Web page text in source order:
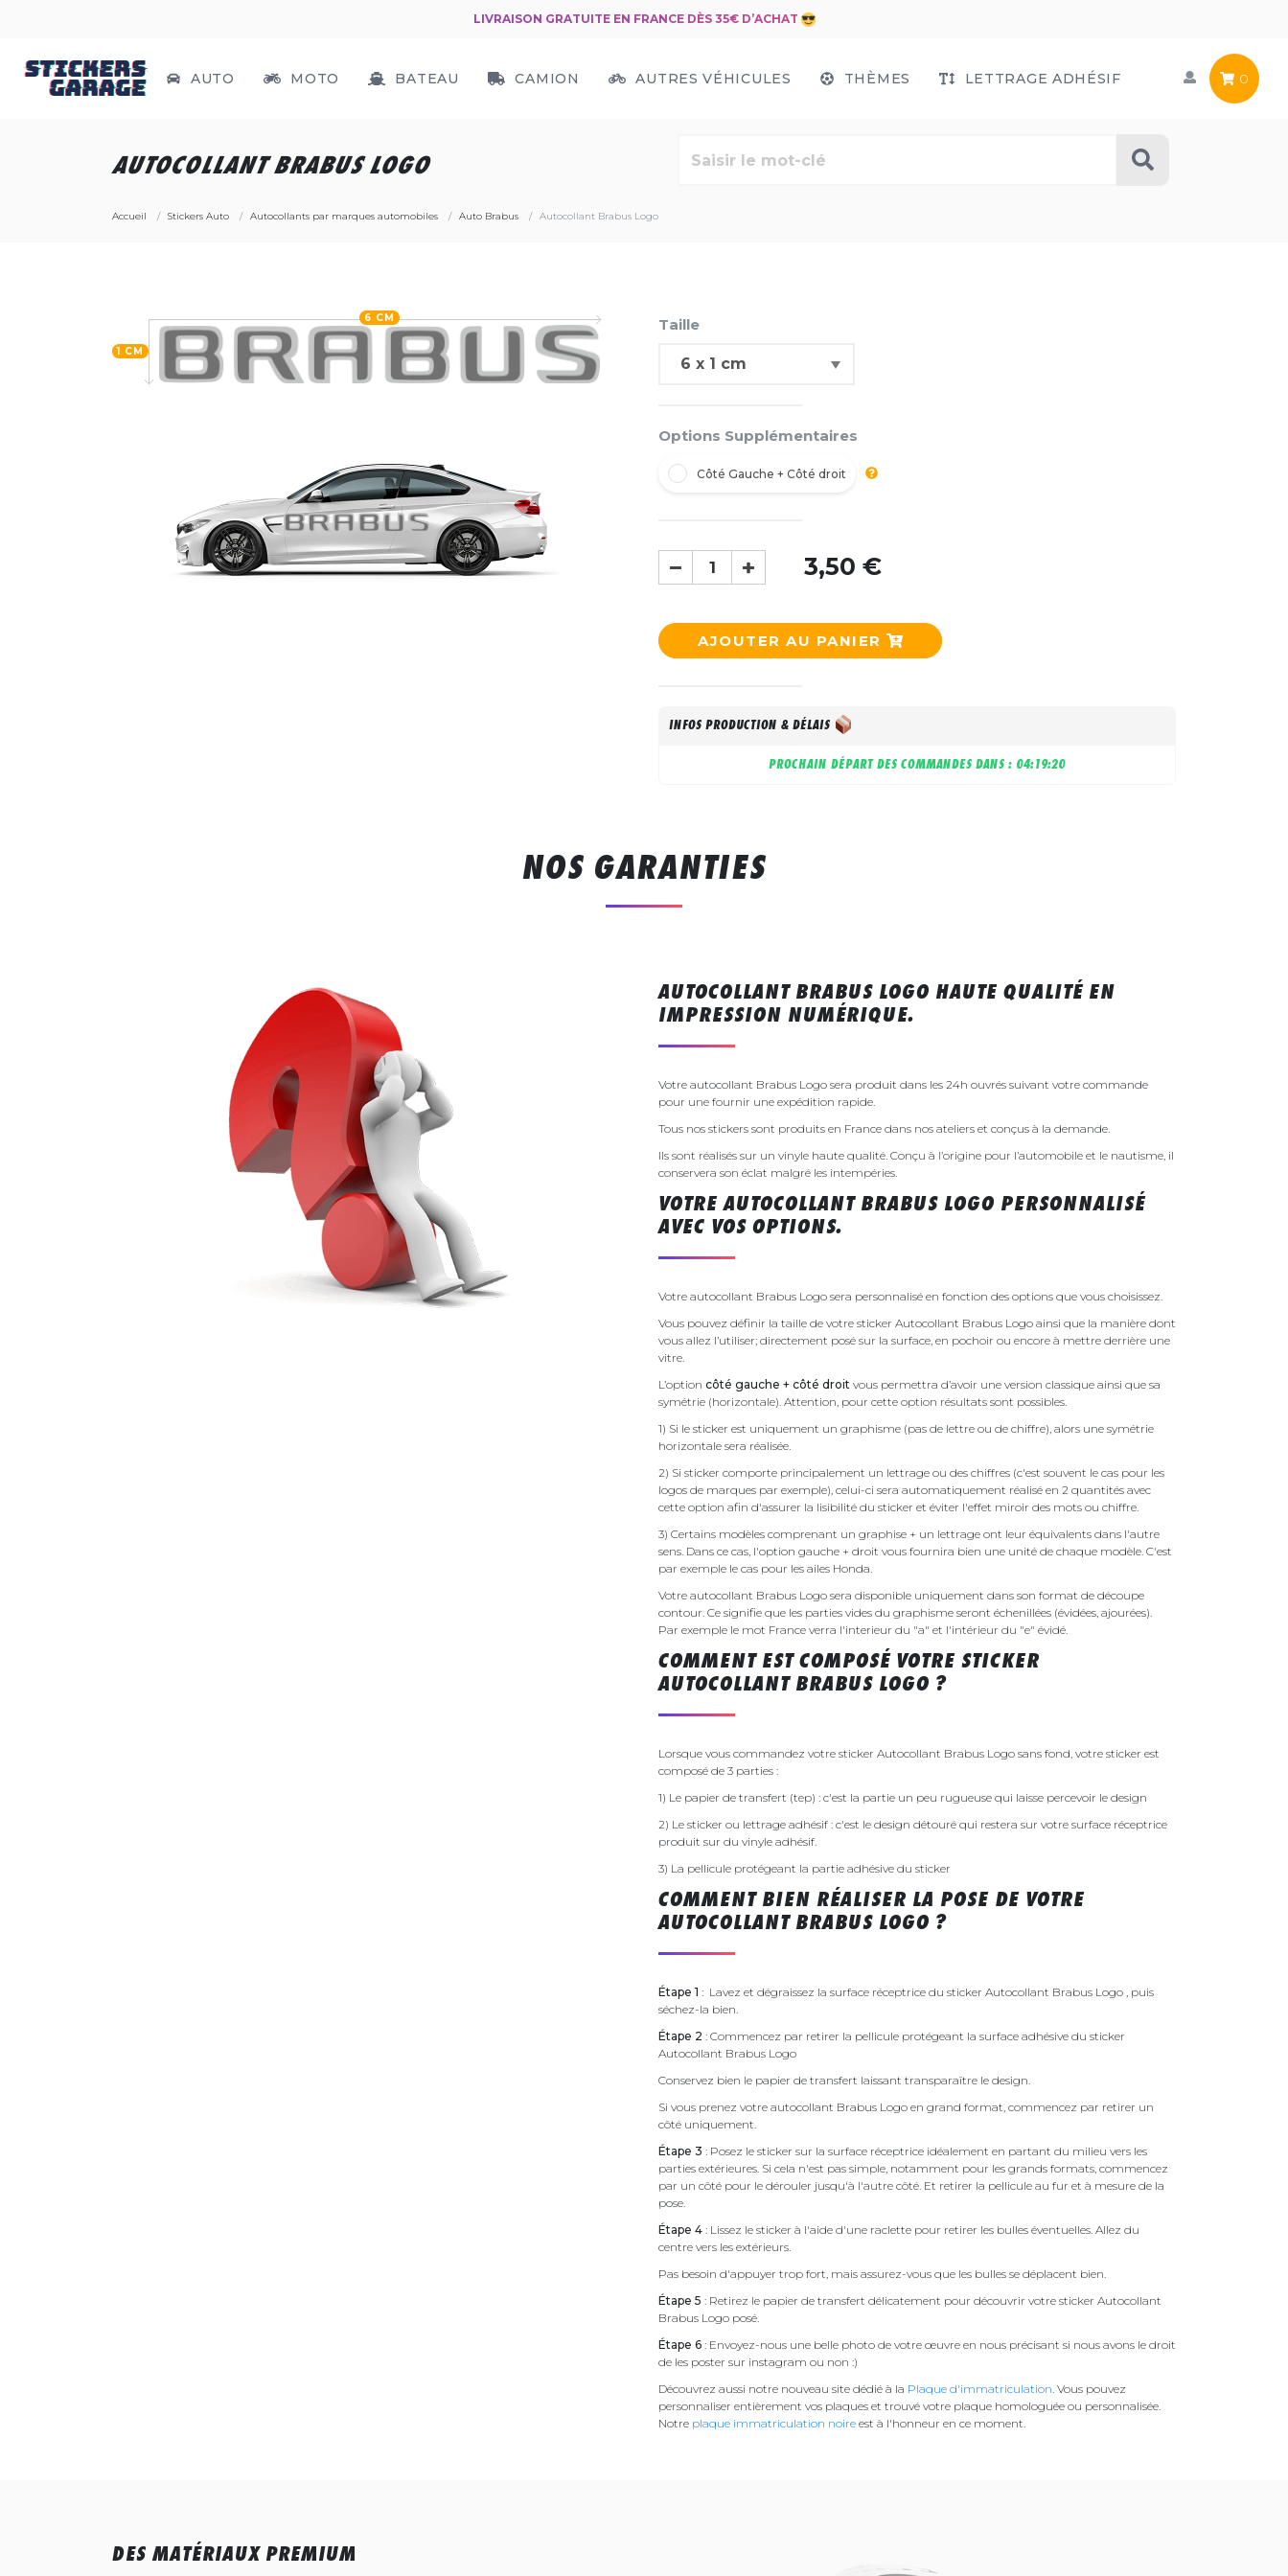
LIVRAISON GRATUITE EN FRANCE DÈS 35€ D’ACHAT
AUTO MOTO BATEAU CAMION AUTRES VÉHICULES THÈMES LETTRAGE ADHÉSIF 0
AUTOCOLLANT BRABUS LOGO
Accueil Stickers Auto Autocollants par marques automobiles Auto Brabus Autocollant Brabus Logo
1 CM
6 CM Taille
Options Supplémentaires
Côté Gauche + Côté droit
3,50 €
AJOUTER AU PANIER
INFOS PRODUCTION & DÉLAIS
PROCHAIN DÉPART DES COMMANDES DANS : 04:19:19
NOS GARANTIES
AUTOCOLLANT BRABUS LOGO HAUTE QUALITÉ EN
IMPRESSION NUMÉRIQUE.
Votre autocollant Brabus Logo sera produit dans les 24h ouvrés suivant votre commande
pour une fournir une expédition rapide.
Tous nos stickers sont produits en France dans nos ateliers et conçus à la demande.
Ils sont réalisés sur un vinyle haute qualité. Conçu à l’origine pour l’automobile et le nautisme, il
conservera son éclat malgré les intempéries.
VOTRE AUTOCOLLANT BRABUS LOGO PERSONNALISÉ
AVEC VOS OPTIONS.
Votre autocollant Brabus Logo sera personnalisé en fonction des options que vous choisissez.
Vous pouvez définir la taille de votre sticker Autocollant Brabus Logo ainsi que la manière dont
vous allez l’utiliser; directement posé sur la surface, en pochoir ou encore à mettre derrière une
vitre.
L’option côté gauche + côté droit vous permettra d’avoir une version classique ainsi que sa
symétrie (horizontale). Attention, pour cette option résultats sont possibles.
1) Si le sticker est uniquement un graphisme (pas de lettre ou de chiffre), alors une symétrie
horizontale sera réalisée.
2) Si sticker comporte principalement un lettrage ou des chiffres (c'est souvent le cas pour les
logos de marques par exemple), celui-ci sera automatiquement réalisé en 2 quantités avec
cette option afin d'assurer la lisibilité du sticker et éviter l'effet miroir des mots ou chiffre.
3) Certains modèles comprenant un graphise + un lettrage ont leur équivalents dans l'autre
sens. Dans ce cas, l'option gauche + droit vous fournira bien une unité de chaque modèle. C'est
par exemple le cas pour les ailes Honda.
Votre autocollant Brabus Logo sera disponible uniquement dans son format de découpe
contour. Ce signifie que les parties vides du graphisme seront échenillées (évidées, ajourées).
Par exemple le mot France verra l'interieur du "a" et l'intérieur du "e" évidé.
COMMENT EST COMPOSÉ VOTRE STICKER
AUTOCOLLANT BRABUS LOGO ?
Lorsque vous commandez votre sticker Autocollant Brabus Logo sans fond, votre sticker est
composé de 3 parties :
1) Le papier de transfert (tep) : c'est la partie un peu rugueuse qui laisse percevoir le design
2) Le sticker ou lettrage adhésif : c'est le design détouré qui restera sur votre surface réceptrice
produit sur du vinyle adhésif.
3) La pellicule protégeant la partie adhésive du sticker
COMMENT BIEN RÉALISER LA POSE DE VOTRE
AUTOCOLLANT BRABUS LOGO ?
Étape 1 : Lavez et dégraissez la surface réceptrice du sticker Autocollant Brabus Logo , puis
séchez-la bien.
Étape 2 : Commencez par retirer la pellicule protégeant la surface adhésive du sticker
Autocollant Brabus Logo
Conservez bien le papier de transfert laissant transparaître le design.
Si vous prenez votre autocollant Brabus Logo en grand format, commencez par retirer un
côté uniquement.
Étape 3 : Posez le sticker sur la surface réceptrice idéalement en partant du milieu vers les
parties extérieures. Si cela n'est pas simple, notamment pour les grands formats, commencez
par un côté pour le dérouler jusqu'à l'autre côté. Et retirer la pellicule au fur et à mesure de la
pose.
Étape 4 : Lissez le sticker à l'aide d'une raclette pour retirer les bulles éventuelles. Allez du
centre vers les extérieurs.
Pas besoin d'appuyer trop fort, mais assurez-vous que les bulles se déplacent bien.
Étape 5 : Retirez le papier de transfert délicatement pour découvrir votre sticker Autocollant
Brabus Logo posé.
Étape 6 : Envoyez-nous une belle photo de votre œuvre en nous précisant si nous avons le droit
de les poster sur instagram ou non :)
Découvrez aussi notre nouveau site dédié à la Plaque d'immatriculation. Vous pouvez
personnaliser entièrement vos plaques et trouvé votre plaque homologuée ou personnalisée.
Notre plaque immatriculation noire est à l'honneur en ce moment.
DES MATÉRIAUX PREMIUM